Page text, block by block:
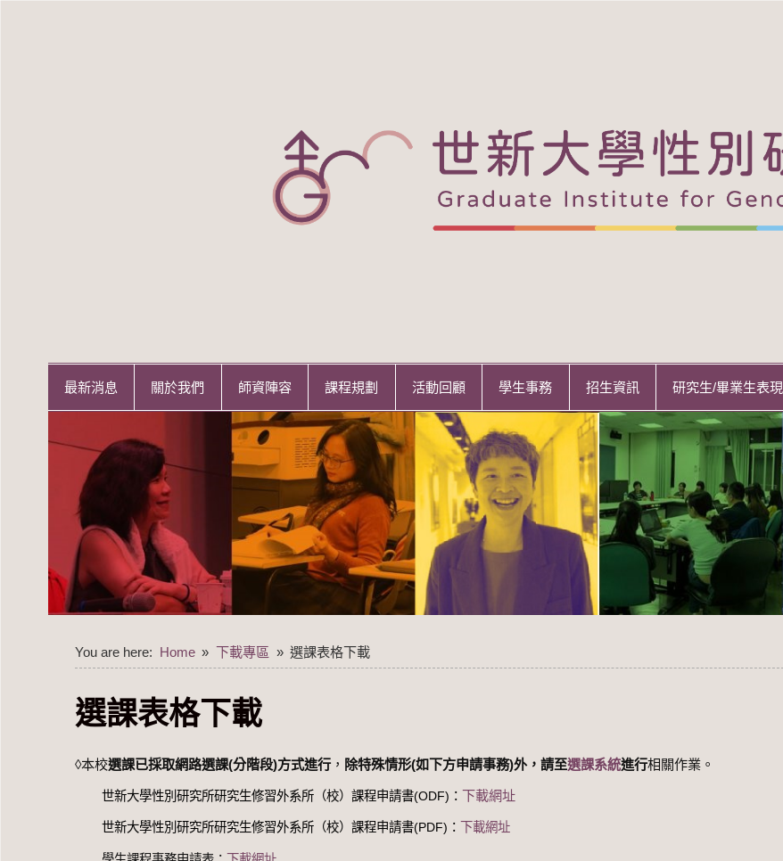
最新消息 關於我們 師資陣容 課程規劃 活動回顧 學生事務 招生資訊 研究生/畢業生表現
You are here: Home 下載專區 選課表格下載
選課表格下載
◊本校選課已採取網路選課(分階段)方式進行， 除特殊情形(如下方申請事務)外，請至選課系統進行相關作業。
世新大學性別研究所研究生修習外系所（校）課程申請書(ODF)： 下載網址
世新大學性別研究所研究生修習外系所（校）課程申請書(PDF)： 下載網址